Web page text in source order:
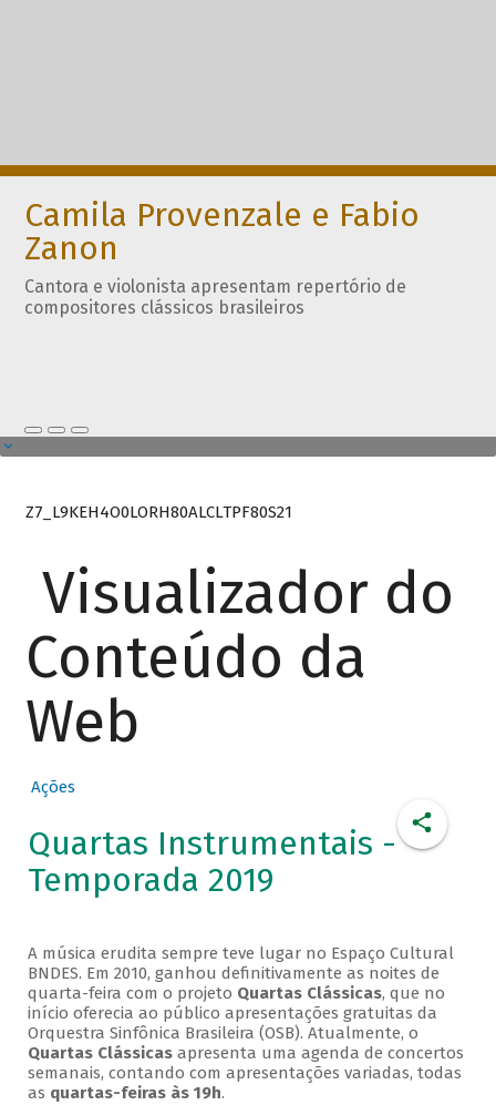
Camila Provenzale e Fabio
Zanon
Cantora e violonista apresentam repertório de
compositores clássicos brasileiros
Z7_L9KEH4O0LORH80ALCLTPF80S21
Visualizador do
Conteúdo da
Web
Ações
Quartas Instrumentais -
Temporada 2019
A música erudita sempre teve lugar no Espaço Cultural
BNDES. Em 2010, ganhou definitivamente as noites de
quarta-feira com o projeto Quartas Clássicas, que no
início oferecia ao público apresentações gratuitas da
Orquestra Sinfônica Brasileira (OSB). Atualmente, o
Quartas Clássicasapresenta uma agenda de concertos
semanais, contando com apresentações variadas, todas
as quartas-feiras às 19h.